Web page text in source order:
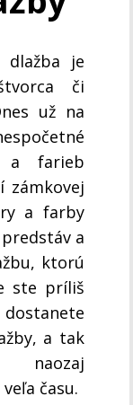
dlažba je
či
už na
a farieb
zámkovej
a farby
a
ktorú
ste príliš
a tak
naozaj
času.